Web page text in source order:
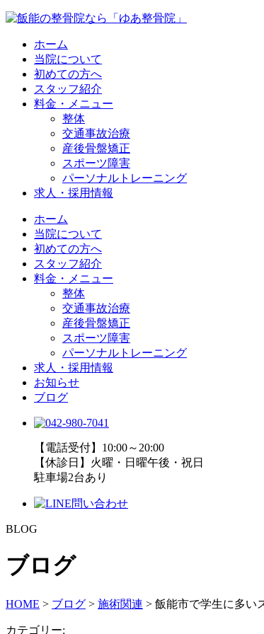
ホーム
当院について
初めての方へ
スタッフ紹介
料金・メニュー
整体
交通事故治療
産後骨盤矯正
スポーツ障害
パーソナルトレーニング
求人・採用情報
ホーム
当院について
初めての方へ
スタッフ紹介
料金・メニュー
整体
交通事故治療
産後骨盤矯正
スポーツ障害
パーソナルトレーニング
求人・採用情報
お知らせ
ブログ
【電話受付】10:00～20:00
【休診日】火曜・日曜午後・祝日
駐車場2台あり
BLOG
ブログ
HOME > ブログ > 施術関連 > 飯能市で学生に多い
カテゴリー: